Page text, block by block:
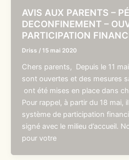
AVIS AUX PARENTS –
DECONFINEMENT –
PARTICIPATION
Driss /15 mai 2020
Chers parents, Depuis le 11
sont ouvertes et des mesures
ont été mises en place dans
Pour rappel, à partir du 18 mai,
système de participation
signé avec le milieu d’accueil.
pour votre